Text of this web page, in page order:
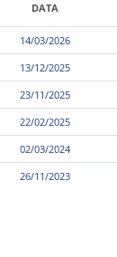
DATA
14/03/2026
13/12/2025
23/11/2025
22/02/2025
02/03/2024
26/11/2023